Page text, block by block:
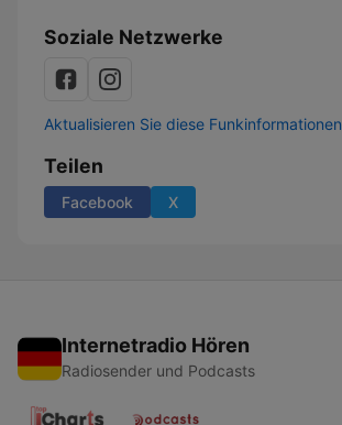
Soziale Netzwerke
Aktualisieren Sie diese Funkinformationen
Teilen
Facebook X
Internetradio Hören
Radiosender und Podcasts